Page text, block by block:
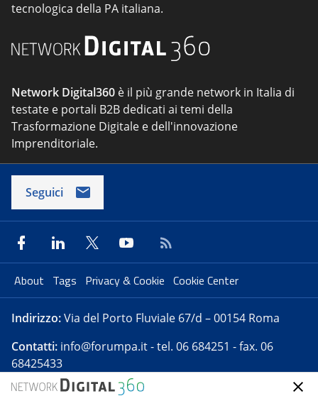
tecnologica della PA italiana.
Network Digital360 è il più grande network in Italia di
testate e portali B2B dedicati ai temi della
Trasformazione Digitale e dell'innovazione
Imprenditoriale.
Seguici
About Tags Privacy & Cookie Cookie Center
Indirizzo:Via del Porto Fluviale 67/d – 00154 Roma
Contatti: info@forumpa.it- tel. 06 684251 - fax. 06
68425433